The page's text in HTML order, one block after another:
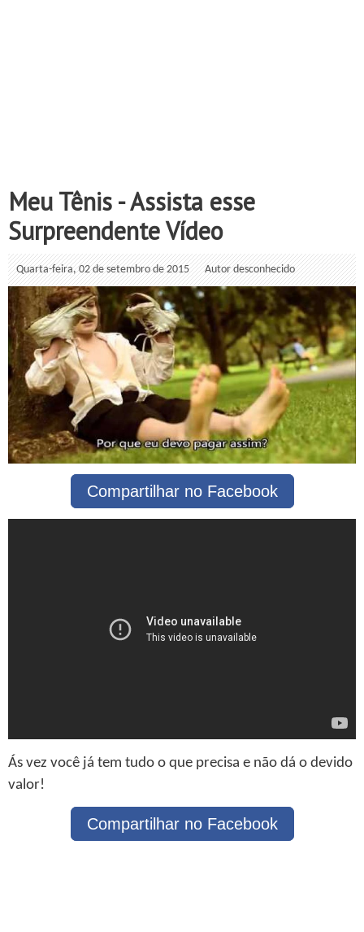
Meu Tênis - Assista esse
Surpreendente Vídeo
Quarta-feira, 02 de setembro de 2015 Autor desconhecido
Compartilhar no Facebook
Ás vez você já tem tudo o que precisa e não dá o devido
valor!
Compartilhar no Facebook